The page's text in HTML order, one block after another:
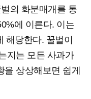
의 화분매개를 통
에 이른다. 이는
해당한다. 꿀벌이
지는 모든 사과가
상상해보면 쉽게